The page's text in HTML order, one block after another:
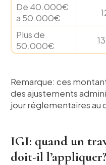
De 40.000€
a 50.000€
Plus de
50.000€
Remarque: ces
des ajustements
jour réglementaires au
IGI: quand un
doit-il l’appliquer?